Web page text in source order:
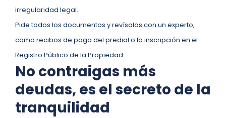
irregularidad legal.
Pide todos los documentos y revísalos con un experto,
como recibos de pago del predial o la inscripción en el
Registro Público de la Propiedad.
No contraigas más
deudas, es el secreto de la
tranquilidad